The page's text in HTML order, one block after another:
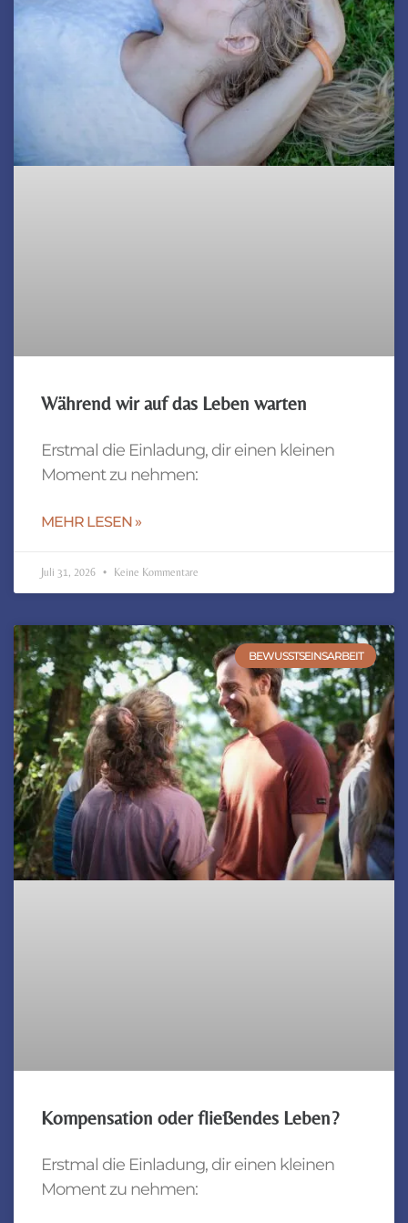
Während wir auf das Leben warten
Erstmal die Einladung, dir einen kleinen
Moment zu nehmen:
MEHR LESEN »
Juli 31, 2026 Keine Kommentare
BEWUSSTSEINSARBEIT
Kompensation oder fließendes Leben?
Erstmal die Einladung, dir einen kleinen
Moment zu nehmen: